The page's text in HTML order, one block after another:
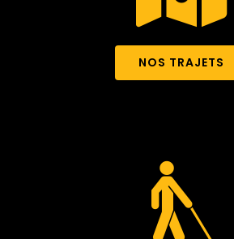
NOS TRAJETS